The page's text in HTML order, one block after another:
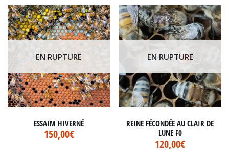
EN RUPTURE
ESSAIM HIVERNÉ
150,00€
EN RUPTURE
REINE FÉCONDÉE AU CLAIR DE
LUNE F0
120,00€